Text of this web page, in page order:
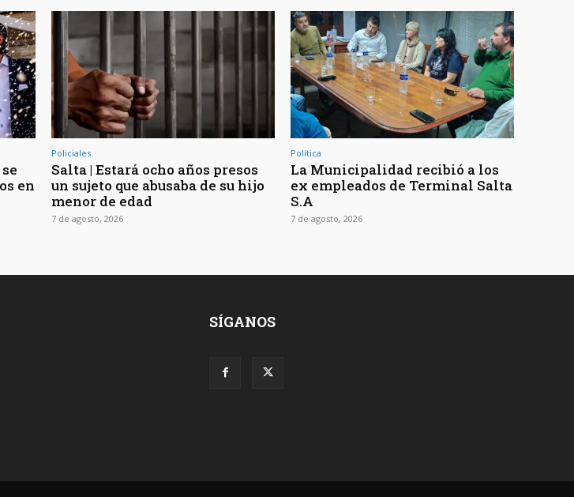
en
Policiales
Salta | Estará ocho años presos
un sujeto que abusaba de su hijo
menor de edad
7 de agosto, 2026
Política
La Municipalidad recibió a los
ex empleados de Terminal Salta
S.A
7 de agosto, 2026
SÍGANOS